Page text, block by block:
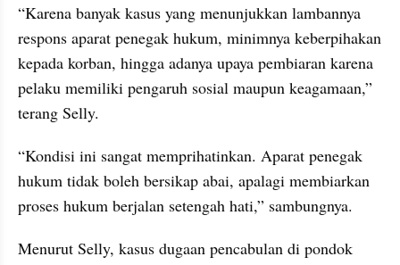
“Karena banyak kasus yang menunjukkan lambannya
respons aparat penegak hukum, minimnya keberpihakan
kepada korban, hingga adanya upaya pembiaran karena
pelaku memiliki pengaruh sosial maupun keagamaan,”
terang Selly.
“Kondisi ini sangat memprihatinkan. Aparat penegak
hukum tidak boleh bersikap abai, apalagi membiarkan
proses hukum berjalan setengah hati,” sambungnya.
Menurut Selly, kasus dugaan pencabulan di pondok